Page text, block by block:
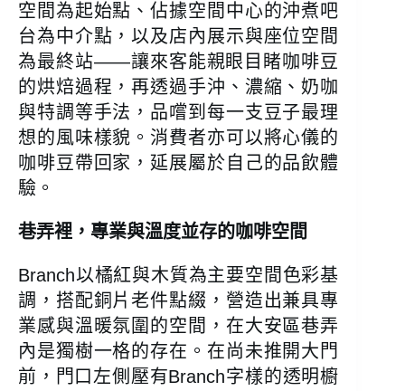
空間為起始點、佔據空間中心的沖煮吧
台為中介點，以及店內展示與座位空間
為最終站——讓來客能親眼目睹咖啡豆
的烘焙過程，再透過手沖、濃縮、奶咖
與特調等手法，品嚐到每一支豆子最理
想的風味樣貌。消費者亦可以將心儀的
咖啡豆帶回家，延展屬於自己的品飲體
驗。
巷弄裡，專業與溫度並存的咖啡空間
Branch以橘紅與木質為主要空間色彩基
調，搭配銅片老件點綴，營造出兼具專
業感與溫暖氛圍的空間，在大安區巷弄
內是獨樹一格的存在。在尚未推開大門
前，門口左側壓有Branch字樣的透明櫥